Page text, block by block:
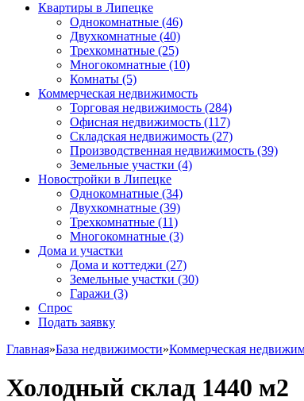
Квартиры в Липецке
Однокомнатные (46)
Двухкомнатные (40)
Трехкомнатные (25)
Многокомнатные (10)
Комнаты (5)
Коммерческая недвижимость
Торговая недвижимость (284)
Офисная недвижимость (117)
Складская недвижимость (27)
Производственная недвижимость (39)
Земельные участки (4)
Новостройки в Липецке
Однокомнатные (34)
Двухкомнатные (39)
Трехкомнатные (11)
Многокомнатные (3)
Дома и участки
Дома и коттеджи (27)
Земельные участки (30)
Гаражи (3)
Спрос
Подать заявку
Главная»База недвижимости»Коммерческая
Холодный склад 1440 м2